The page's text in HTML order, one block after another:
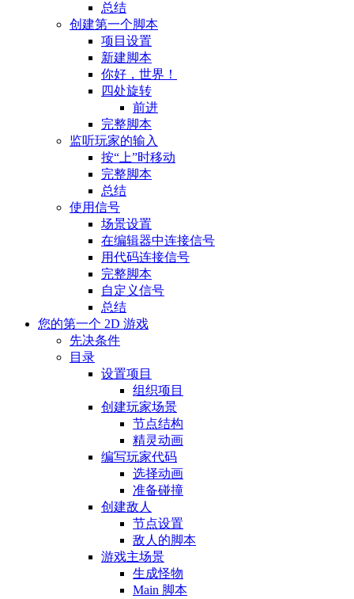
总结
创建第一个脚本
项目设置
新建脚本
你好，世界！
四处旋转
前进
完整脚本
监听玩家的输入
按“上”时移动
完整脚本
总结
使用信号
场景设置
在编辑器中连接信号
用代码连接信号
完整脚本
自定义信号
总结
您的第一个 2D 游戏
先决条件
目录
设置项目
组织项目
创建玩家场景
节点结构
精灵动画
编写玩家代码
选择动画
准备碰撞
创建敌人
节点设置
敌人的脚本
游戏主场景
生成怪物
Main 脚本